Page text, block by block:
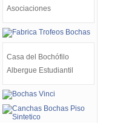
Asociaciones
Casa del Bochófilo
Albergue Estudiantil